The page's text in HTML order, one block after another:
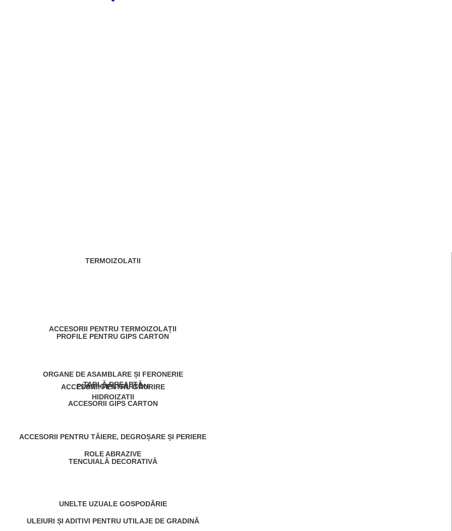
TERMOIZOLATII
ACCESORII PENTRU TERMOIZOLAȚII
HIDROIZATII
TABLĂ DREAPTĂ
PROFILE PENTRU GIPS CARTON
PLĂCI GIPS CARTON
ACCESORII GIPS CARTON
TENCUIALĂ DECORATIVĂ
ORGANE DE ASAMBLARE ȘI FERONERIE
ACCESORII PENTRU GĂURIRE
ACCESORII PENTRU TĂIERE, DEGROȘARE ȘI PERIERE
ROLE ABRAZIVE
UNELTE UZUALE GOSPODĂRIE
ULEIURI ȘI ADITIVI PENTRU UTILAJE DE GRADINĂ